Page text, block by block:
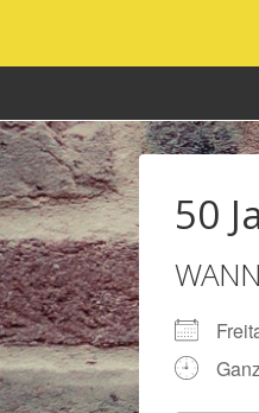
50
WANN